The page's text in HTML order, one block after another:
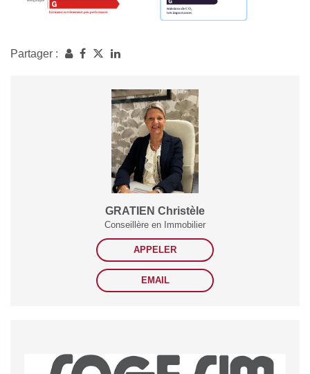
Partager :
GRATIEN Christèle
Conseillère en Immobilier
APPELER
EMAIL